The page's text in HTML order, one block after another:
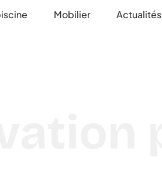
Mobilier Actualités